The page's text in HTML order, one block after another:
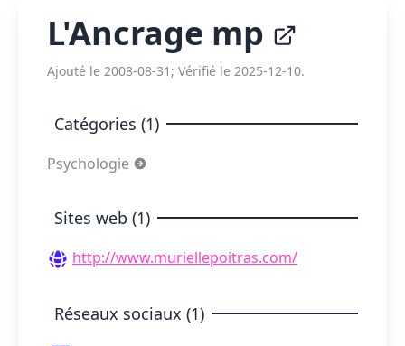
L'Ancrage mp
Ajouté le 2008-08-31; Vérifié le 2025-12-10.
Catégories (1)
Psychologie
Sites web (1)
http://www.muriellepoitras.com/
Réseaux sociaux (1)